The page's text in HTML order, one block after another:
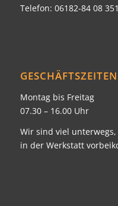
Telefon: 06182-84 08 351
GESCHÄFTSZEITEN
Montag bis Freitag
07.30 – 16.00 Uhr
Wir sind viel
in der Werkstatt